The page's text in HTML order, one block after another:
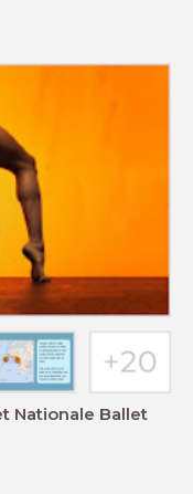
Nationale Ballet